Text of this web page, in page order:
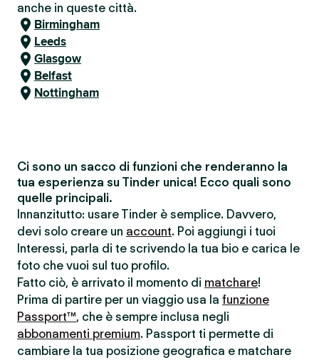
anche in queste città.
Birmingham
Leeds
Glasgow
Belfast
Nottingham
Ci sono un sacco di funzioni che renderanno la
tua esperienza su Tinder unica! Ecco quali sono
quelle principali.
Innanzitutto: usare Tinder è semplice. Davvero,
devi solo creare un account. Poi aggiungi i tuoi
Interessi, parla di te scrivendo la tua bio e carica le
foto che vuoi sul tuo profilo.
Fatto ciò, è arrivato il momento di matchare!
Prima di partire per un viaggio usa la funzione
Passport™, che è sempre inclusa negli
abbonamenti premium. Passport ti permette di
cambiare la tua posizione geografica e matchare